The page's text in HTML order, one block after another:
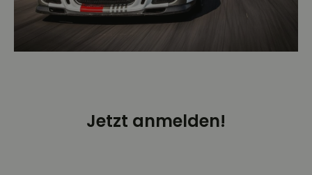
Jetzt anmelden!